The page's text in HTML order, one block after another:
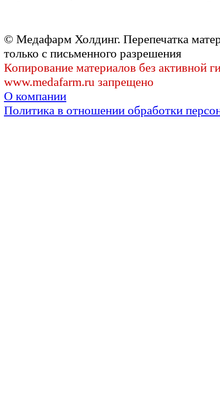
© Медафарм Холдинг. Перепечатка
только с письменного разрешения
Копирование материалов без активной
www.medafarm.ru запрещено
О компании
Политика в отношении обработки